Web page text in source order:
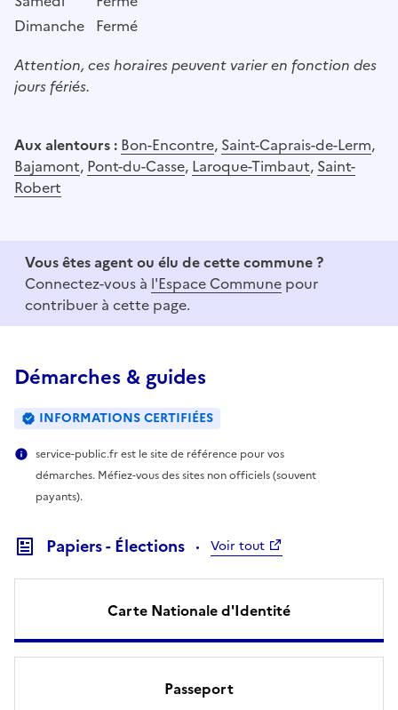
Dimanche Fermé
Attention, ces horaires peuvent varier en fonction des
jours fériés.
Aux alentours : Bon-Encontre, Saint-Caprais-de-Lerm,
Bajamont, Pont-du-Casse, Laroque-Timbaut, Saint-
Robert
Vous êtes agent ou élu de cette commune ?
Connectez-vous à l'Espace Commune pour
contribuer à cette page.
Démarches & guides
INFORMATIONS CERTIFIÉES
service-public.fr est le site de référence pour vos
démarches. Méfiez-vous des sites non officiels (souvent
payants).
Papiers - Élections Voir tout
Carte Nationale d'Identité
Passeport